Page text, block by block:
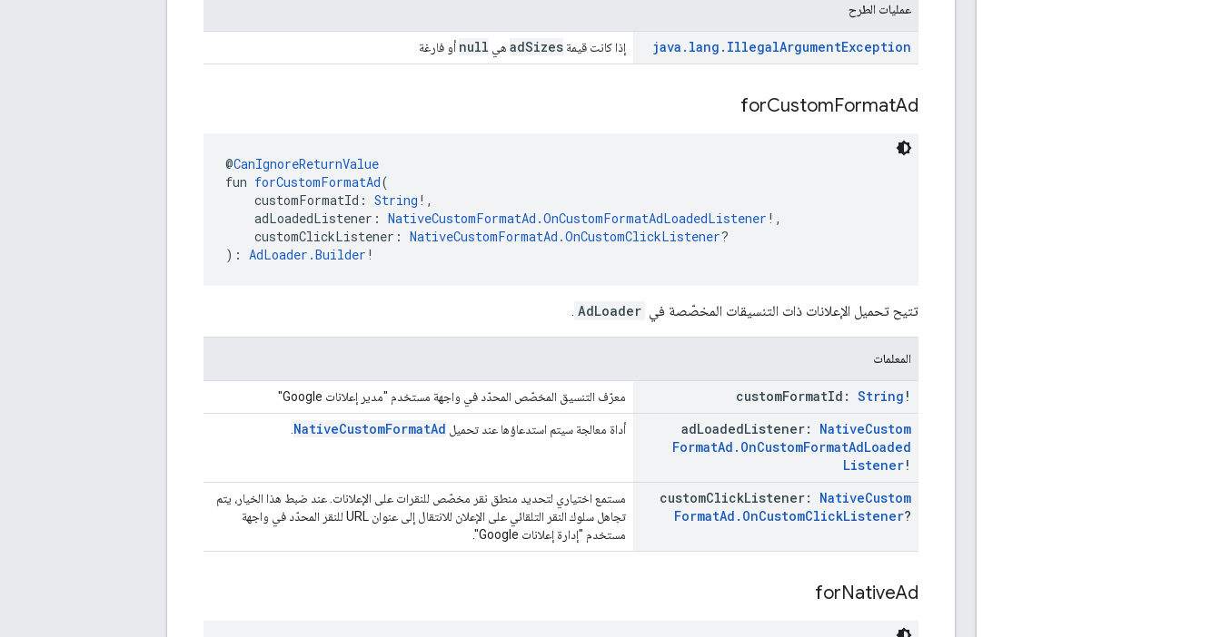
عمليات الطرح
java . lang . IllegalArgumentException إذا كانت قيمة adSizes هي null أو فارغة
forCustomFormatAd
@CanIgnoreReturnValue
fun forCustomFormatAd(
customFormatId: String !,
adLoadedListener: NativeCustomFormatAd.OnCustomFormatAdLoadedListener !,
customClickListener: NativeCustomFormatAd.OnCustomClickListener?
): AdLoader.Builder !
تتيح تحميل الإعلانات ذات التنسيقات المخصّصة في AdLoader
.
المعلمات
customFormatId: String ! معرّف التنسيق المخصّص المحدّد في واجهة مستخدم "مدير إعلانات Google"
adLoadedListener: NativeCustom
FormatAd . OnCustomFormatAdLoaded
Listener!
أداة معالجة سيتم استدعاؤها عند تحميل NativeCustomFormatAd
customClickListener: NativeCustom
FormatAd . OnCustomClickListener?
مستمع اختياري لتحديد منطق نقر مخصّص للنقرات على الإعلانات. عند ضبط هذا الخيار، يتم
تجاهل سلوك النقر التلقائي على الإعلان للانتقال إلى عنوان URL للنقر المحدّد في واجهة
مستخدم "إدارة إعلانات Google".
forNativeAd